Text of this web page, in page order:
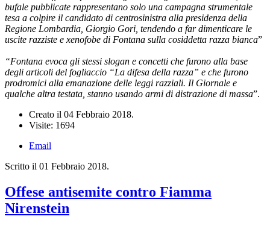
bufale pubblicate rappresentano solo una campagna strumentale
tesa a colpire il candidato di centrosinistra alla presidenza della
Regione Lombardia, Giorgio Gori, tendendo a far dimenticare le
uscite razziste e xenofobe di Fontana sulla cosiddetta razza bianca”
“Fontana evoca gli stessi slogan e concetti che furono alla base
degli articoli del fogliaccio “La difesa della razza” e che furono
prodromici alla emanazione delle leggi razziali. Il Giornale e
qualche altra testata, stanno usando armi di distrazione di massa”.
Creato il 04 Febbraio 2018.
Visite: 1694
Email
Scritto il 01 Febbraio 2018.
Offese antisemite contro Fiamma
Nirenstein